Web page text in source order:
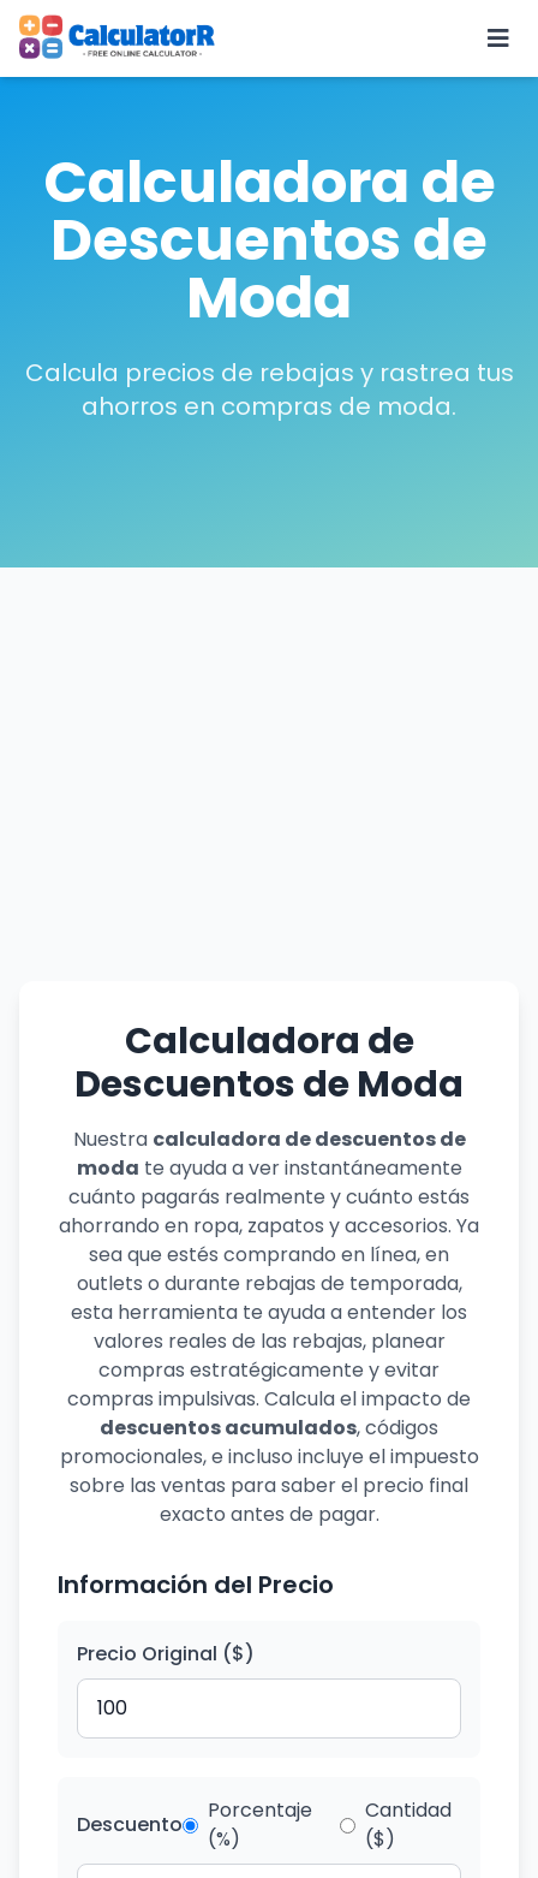
Calculadora de
Descuentos de
Moda
Calcula precios de rebajas y rastrea tus
ahorros en compras de moda.
Calculadora de
Descuentos de Moda
Nuestra calculadora de descuentos de
moda te ayuda a ver instantáneamente
cuánto pagarás realmente y cuánto estás
ahorrando en ropa, zapatos y accesorios. Ya
sea que estés comprando en línea, en
outlets o durante rebajas de temporada,
esta herramienta te ayuda a entender los
valores reales de las rebajas, planear
compras estratégicamente y evitar
compras impulsivas. Calcula el impacto de
descuentos acumulados, códigos
promocionales, e incluso incluye el impuesto
sobre las ventas para saber el precio final
exacto antes de pagar.
Información del Precio
Precio Original ($)
Descuento
Porcentaje
(%)
Cantidad
($)